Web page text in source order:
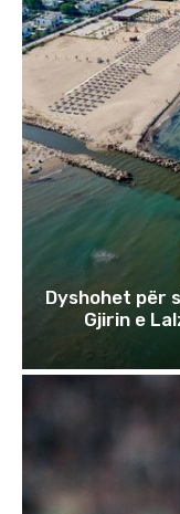
Dyshohet për
Gjirin e